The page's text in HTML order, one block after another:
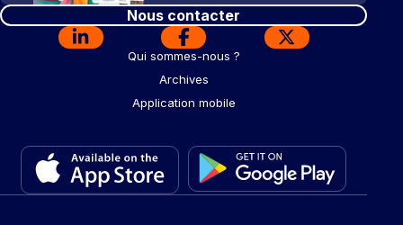
Nous contacter
Qui sommes-nous ?
Archives
Application mobile